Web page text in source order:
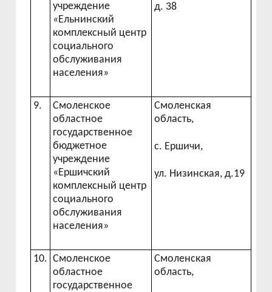
учреждение
«Ельнинский
комплексный центр
социального
обслуживания
населения»
д. 38
9.
Смоленское
областное
государственное
бюджетное
учреждение
«Ершичский
комплексный центр
социального
обслуживания
населения»
Смоленская
область,
с. Ершичи,
ул. Низинская, д.19
10. Смоленское
областное
государственное
Смоленская
область,